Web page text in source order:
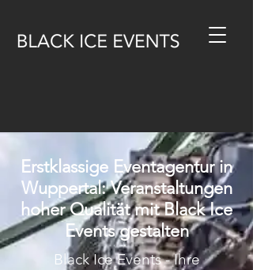
Erstklassige Eventagentur in
Wuppertal: Veranstaltungen
hoher Qualität mit Black Ice
Events gestalten
Black Ice Events - Ihre